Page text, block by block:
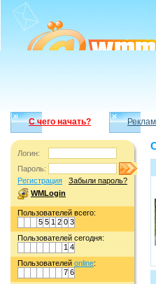
С чего начать?
Логин:
Пароль:
Регистрация
Забыли пароль?
WMLogin
Пользователей всего:
5 5 1 2 0 3
Пользователей сегодня:
1 4
Пользователей online:
7 6